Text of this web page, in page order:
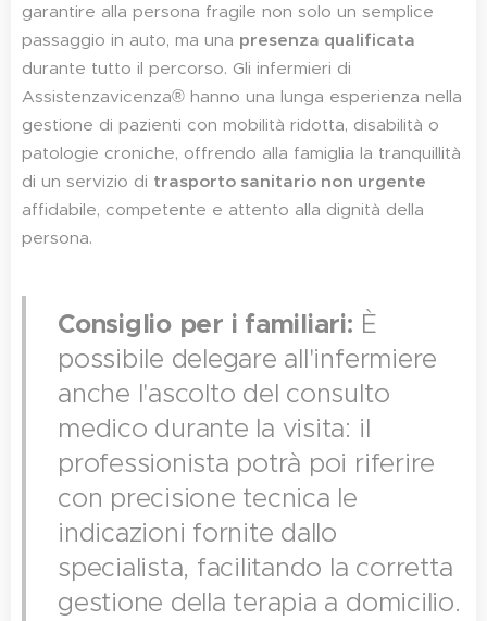
garantire alla persona fragile non solo un semplice
passaggio in auto, ma una presenza qualificata
durante tutto il percorso. Gli infermieri di
Assistenzavicenza® hanno una lunga esperienza nella
gestione di pazienti con mobilità ridotta, disabilità o
patologie croniche, offrendo alla famiglia la tranquillità
di un servizio di trasporto sanitario non urgente
affidabile, competente e attento alla dignità della
persona.
Consiglio per i familiari: È
possibile delegare all'infermiere
anche l'ascolto del consulto
medico durante la visita: il
professionista potrà poi riferire
con precisione tecnica le
indicazioni fornite dallo
specialista, facilitando la corretta
gestione della terapia a domicilio.